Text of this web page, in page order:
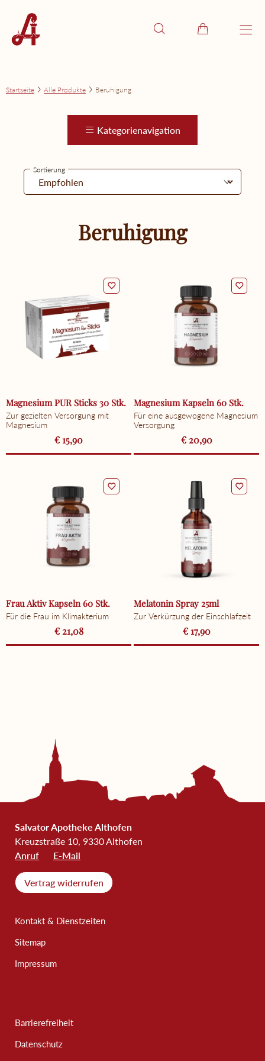
Startseite Alle Produkte Beruhigung
Kategorienavigation
Sortierung
Beruhigung
Magnesium PUR Sticks 30 Stk.
Zur gezielten Versorgung mit
Magnesium
€ 15,90
Magnesium Kapseln 60 Stk.
Für eine ausgewogene Magnesium
Versorgung
€ 20,90
Frau Aktiv Kapseln 60 Stk.
Für die Frau im Klimakterium
€ 21,08
Melatonin Spray 25ml
Zur Verkürzung der Einschlafzeit
€ 17,90
Salvator Apotheke Althofen
Kreuzstraße 10, 9330 Althofen
Anruf
E-Mail
Vertrag widerrufen
Kontakt & Dienstzeiten
Sitemap
Impressum
Barrierefreiheit
Datenschutz